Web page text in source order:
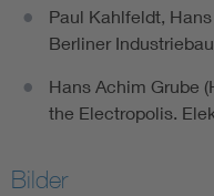
Paul Kahlfeldt,
Berliner
Hans Achim Grube
the Electropolis.
Bilder